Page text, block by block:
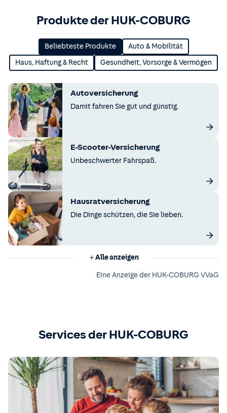
Produkte der HUK-COBURG
Beliebteste Produkte Auto & Mobilität
Haus, Haftung & Recht Gesundheit, Vorsorge & Vermögen
Autoversicherung
Damit fahren Sie gut und günstig.
E-Scooter-Versicherung
Unbeschwerter Fahrspaß.
Hausratversicherung
Die Dinge schützen, die Sie lieben.
Alle anzeigen
Eine Anzeige der HUK-COBURG VVaG
Services der HUK-COBURG